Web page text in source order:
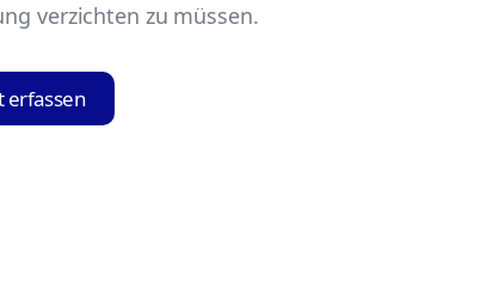
verzichten zu müssen.
erfassen